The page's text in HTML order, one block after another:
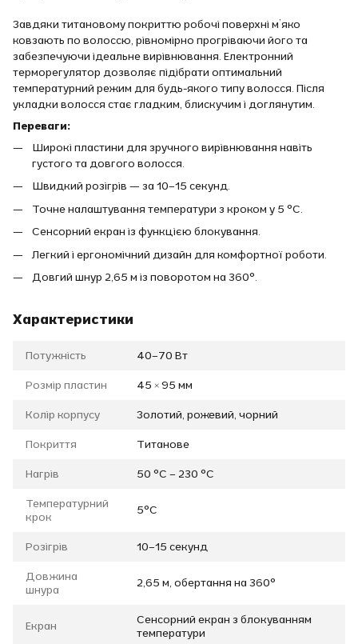
Завдяки титановому покриттю робочі поверхні м’яко
ковзають по волоссю, рівномірно прогріваючи його та
забезпечуючи ідеальне вирівнювання. Електронний
терморегулятор дозволяє підібрати оптимальний
температурний режим для будь-якого типу волосся. Після
укладки волосся стає гладким, блискучим і доглянутим.
Переваги:
Широкі пластини для зручного вирівнювання навіть
густого та довгого волосся.
Швидкий розігрів — за 10–15 секунд.
Точне налаштування температури з кроком у 5 °C.
Сенсорний екран із функцією блокування.
Легкий і ергономічний дизайн для комфортної роботи.
Довгий шнур 2,65 м із поворотом на 360°.
Характеристики
Потужність 40–70 Вт
Розмір пластин 45 × 95 мм
Колір корпусу Золотий, рожевий, чорний
Покриття Титанове
Нагрів 50 °С – 230 °С
Температурний
крок
5°С
Розігрів 10–15 секунд
Довжина
шнура
2,65 м, обертання на 360°
Екран
Сенсорний екран з блокуванням
температури